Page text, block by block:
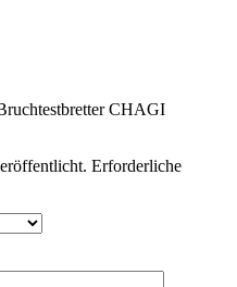
CHAGI
Erforderliche